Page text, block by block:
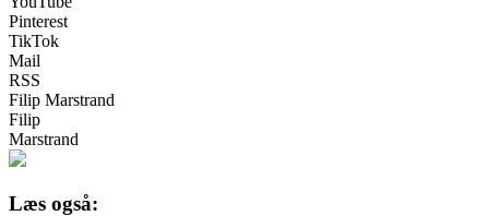
Pinterest
TikTok
Mail
RSS
Filip Marstrand
Filip
Marstrand
Læs også: